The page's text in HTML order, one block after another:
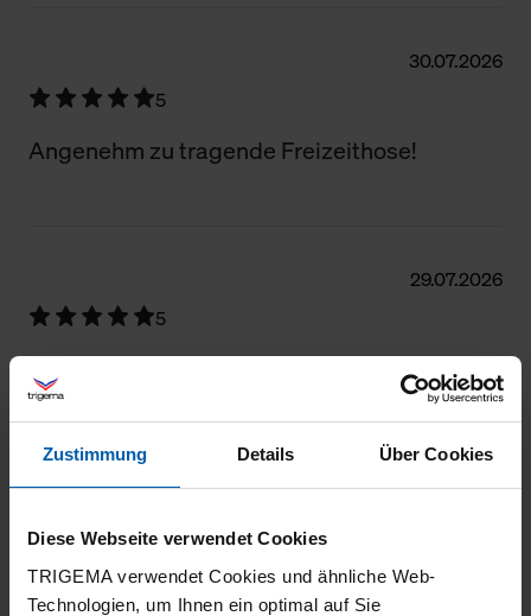
Zustimmung Details Über Cookies
Diese Webseite verwendet Cookies
TRIGEMA verwendet Cookies und ähnliche Web-
Technologien, um Ihnen ein optimal auf Sie
30.07.2026
5
Angenehm zu tragende Freizeithose!
29.07.2026
5
25.07.2026
5
Schon passiert in erster Bewertung: lange